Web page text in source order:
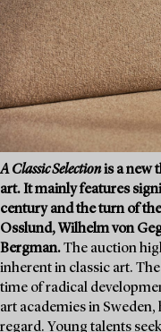
A Classic Selectionis a new
art. It mainly features
century and the turn of
Osslund, Wilhelm von
Bergman.The auction
inherent in classic art.
time of radical
art academies in
regard. Young talents